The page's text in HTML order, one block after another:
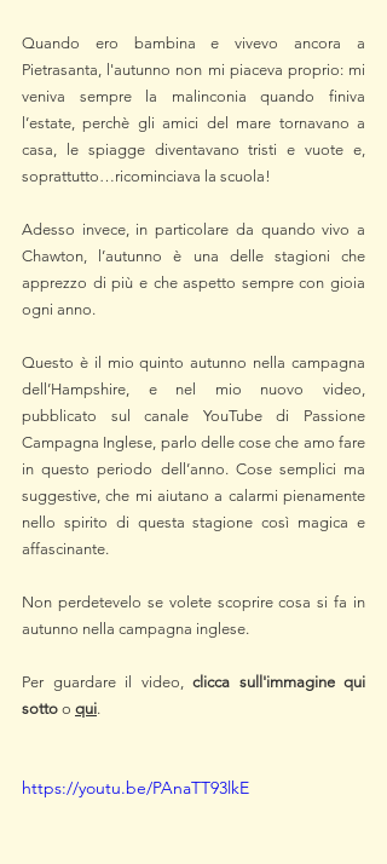
Quando ero bambina e vivevo ancora a
Pietrasanta, l'autunno non mi piaceva proprio: mi
veniva sempre la malinconia quando finiva
l’estate, perchè gli amici del mare tornavano a
casa, le spiagge diventavano tristi e vuote e,
soprattutto…ricominciava la scuola!
Adesso invece, in particolare da quando vivo a
Chawton, l’autunno è una delle stagioni che
apprezzo di più e che aspetto sempre con gioia
ogni anno.
Questo è il mio quinto autunno nella campagna
dell’Hampshire, e nel mio nuovo video,
pubblicato sul canale YouTube di Passione
Campagna Inglese, parlo delle cose che amo fare
in questo periodo dell’anno. Cose semplici ma
suggestive, che mi aiutano a calarmi pienamente
nello spirito di questa stagione così magica e
affascinante.
Non perdetevelo se volete scoprire cosa si fa in
autunno nella campagna inglese.
Per guardare il video,
clicca sull'immagine qui
sotto o qui.
https://youtu.be/PAnaTT93lkE